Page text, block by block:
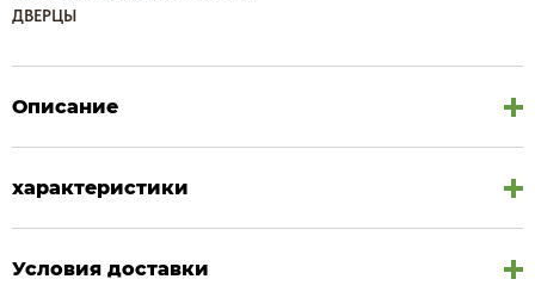
ДВЕРЦЫ
Описание
характеристики
Условия доставки